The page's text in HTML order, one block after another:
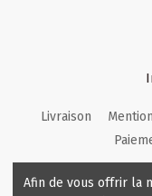
Livraison
Afin de vous offrir la